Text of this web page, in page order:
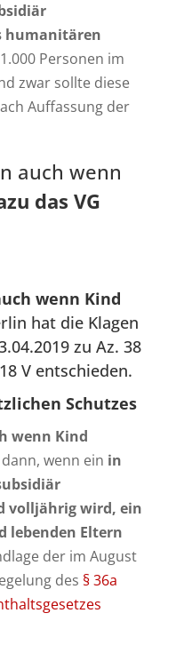
humanitären
Personen im
zwar sollte diese
Auffassung der
auch wenn
das VG
wenn Kind
hat die Klagen
zu Az. 38
V entschieden.
Schutzes
wenn Kind
wenn ein in
volljährig wird, ein
lebenden Eltern
der im August
des § 36a